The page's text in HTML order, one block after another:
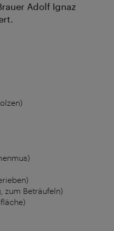
Adolf Ignaz
zum Beträufeln)